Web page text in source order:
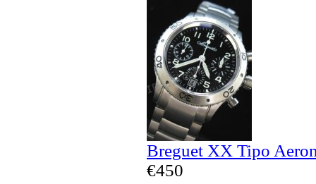
Breguet XX Tipo
€450